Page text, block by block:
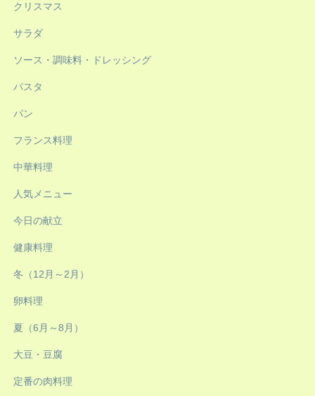
クリスマス
サラダ
ソース・調味料・ドレッシング
パスタ
パン
フランス料理
中華料理
人気メニュー
今日の献立
健康料理
冬（12月～2月）
卵料理
夏（6月～8月）
大豆・豆腐
定番の肉料理